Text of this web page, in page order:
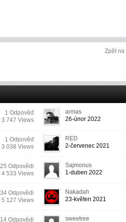
Zpět na
1 Odpověď
3 747 Views
armas
26-únor 2022
1 Odpověď
3 038 Views
RED
2-červenec 2021
25 Odpovědi
4 533 Views
Sajmonus
1-duben 2022
34 Odpovědi
5 127 Views
Nakadah
23-květen 2021
14 Odpovědi sweetree